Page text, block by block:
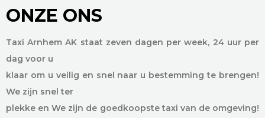
ONZE ONS
Taxi Arnhem AK staat zeven dagen per week, 24 uur per
dag voor u
klaar om u veilig en snel naar u bestemming te brengen!
We zijn snel ter
plekke en We zijn de goedkoopste taxi van de omgeving!